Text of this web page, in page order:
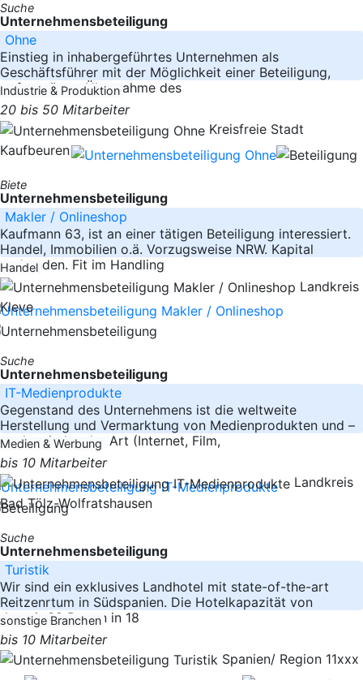
Suche
Unternehmensbeteiligung
Ohne
Einstieg in inhabergeführtes Unternehmen als
Geschäftsführer mit der Möglichkeit einer Beteiligung,
ggfs. spätere Übernahme des
Industrie & Produktion
20 bis 50 Mitarbeiter
Kreisfreie Stadt
Kaufbeuren
Biete
Unternehmensbeteiligung
Makler / Onlineshop
Kaufmann 63, ist an einer tätigen Beteiligung interessiert.
Handel, Immobilien o.ä. Vorzugsweise NRW. Kapital
vorhanden. Fit im Handling
Handel
Landkreis
Kleve
Suche
Unternehmensbeteiligung
IT-Medienprodukte
Gegenstand des Unternehmens ist die weltweite
Herstellung und Vermarktung von Medienprodukten und –
werken jedweder Art (Internet, Film,
Medien & Werbung
bis 10 Mitarbeiter
Landkreis
Bad Tölz-Wolfratshausen
Suche
Unternehmensbeteiligung
Turistik
Wir sind ein exklusives Landhotel mit state-of-the-art
Reitzenrtum in Südspanien. Die Hotelkapazität von
derzeit 38 Betten in 18
sonstige Branchen
bis 10 Mitarbeiter
Spanien/ Region 11xxx